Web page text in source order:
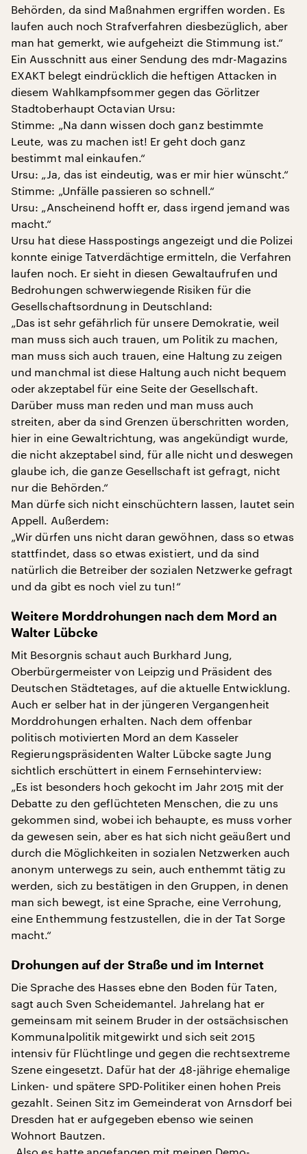
Behörden, da sind Maßnahmen ergriffen worden. Es
laufen auch noch Strafverfahren diesbezüglich, aber
man hat gemerkt, wie aufgeheizt die Stimmung ist.“
Ein Ausschnitt aus einer Sendung des mdr-Magazins
EXAKT belegt eindrücklich die heftigen Attacken in
diesem Wahlkampfsommer gegen das Görlitzer
Stadtoberhaupt Octavian Ursu:
Stimme: „Na dann wissen doch ganz bestimmte
Leute, was zu machen ist! Er geht doch ganz
bestimmt mal einkaufen.“
Ursu: „Ja, das ist eindeutig, was er mir hier wünscht.“
Stimme: „Unfälle passieren so schnell.“
Ursu: „Anscheinend hofft er, dass irgend jemand was
macht.“
Ursu hat diese Hasspostings angezeigt und die Polizei
konnte einige Tatverdächtige ermitteln, die Verfahren
laufen noch. Er sieht in diesen Gewaltaufrufen und
Bedrohungen schwerwiegende Risiken für die
Gesellschaftsordnung in Deutschland:
„Das ist sehr gefährlich für unsere Demokratie, weil
man muss sich auch trauen, um Politik zu machen,
man muss sich auch trauen, eine Haltung zu zeigen
und manchmal ist diese Haltung auch nicht bequem
oder akzeptabel für eine Seite der Gesellschaft.
Darüber muss man reden und man muss auch
streiten, aber da sind Grenzen überschritten worden,
hier in eine Gewaltrichtung, was angekündigt wurde,
die nicht akzeptabel sind, für alle nicht und deswegen
glaube ich, die ganze Gesellschaft ist gefragt, nicht
nur die Behörden.“
Man dürfe sich nicht einschüchtern lassen, lautet sein
Appell. Außerdem:
„Wir dürfen uns nicht daran gewöhnen, dass so etwas
stattfindet, dass so etwas existiert, und da sind
natürlich die Betreiber der sozialen Netzwerke gefragt
und da gibt es noch viel zu tun!“
Weitere Morddrohungen nach dem Mord an
Walter Lübcke
Mit Besorgnis schaut auch Burkhard Jung,
Oberbürgermeister von Leipzig und Präsident des
Deutschen Städtetages, auf die aktuelle Entwicklung.
Auch er selber hat in der jüngeren Vergangenheit
Morddrohungen erhalten. Nach dem offenbar
politisch motivierten Mord an dem Kasseler
Regierungspräsidenten Walter Lübcke sagte Jung
sichtlich erschüttert in einem Fernsehinterview:
„Es ist besonders hoch gekocht im Jahr 2015 mit der
Debatte zu den geflüchteten Menschen, die zu uns
gekommen sind, wobei ich behaupte, es muss vorher
da gewesen sein, aber es hat sich nicht geäußert und
durch die Möglichkeiten in sozialen Netzwerken auch
anonym unterwegs zu sein, auch enthemmt tätig zu
werden, sich zu bestätigen in den Gruppen, in denen
man sich bewegt, ist eine Sprache, eine Verrohung,
eine Enthemmung festzustellen, die in der Tat Sorge
macht.“
Drohungen auf der Straße und im Internet
Die Sprache des Hasses ebne den Boden für Taten,
sagt auch Sven Scheidemantel. Jahrelang hat er
gemeinsam mit seinem Bruder in der ostsächsischen
Kommunalpolitik mitgewirkt und sich seit 2015
intensiv für Flüchtlinge und gegen die rechtsextreme
Szene eingesetzt. Dafür hat der 48-jährige ehemalige
Linken- und spätere SPD-Politiker einen hohen Preis
gezahlt. Seinen Sitz im Gemeinderat von Arnsdorf bei
Dresden hat er aufgegeben ebenso wie seinen
Wohnort Bautzen.